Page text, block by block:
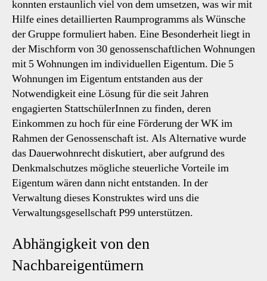
konnten erstaunlich viel von dem umsetzen, was wir mit
Hilfe eines detaillierten Raumprogramms als Wünsche
der Gruppe formuliert haben. Eine Besonderheit liegt in
der Mischform von 30 genossenschaftlichen Wohnungen
mit 5 Wohnungen im individuellen Eigentum. Die 5
Wohnungen im Eigentum entstanden aus der
Notwendigkeit eine Lösung für die seit Jahren
engagierten StattschülerInnen zu finden, deren
Einkommen zu hoch für eine Förderung der WK im
Rahmen der Genossenschaft ist. Als Alternative wurde
das Dauerwohnrecht diskutiert, aber aufgrund des
Denkmalschutzes mögliche steuerliche Vorteile im
Eigentum wären dann nicht entstanden. In der
Verwaltung dieses Konstruktes wird uns die
Verwaltungsgesellschaft P99 unterstützen.
Abhängigkeit von den
Nachbareigentümern